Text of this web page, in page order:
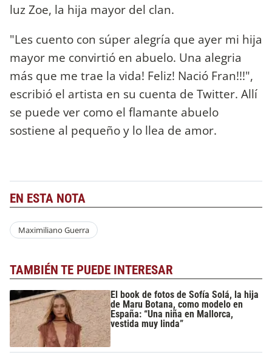
luz Zoe, la hija mayor del clan.
"Les cuento con súper alegría que ayer mi hija
mayor me convirtió en abuelo. Una alegria
más que me trae la vida! Feliz! Nació Fran!!!",
escribió el artista en su cuenta de Twitter. Allí
se puede ver como el flamante abuelo
sostiene al pequeño y lo llea de amor.
EN ESTA NOTA
Maximiliano Guerra
TAMBIÉN TE PUEDE INTERESAR
El book de fotos de Sofía Solá, la hija
de Maru Botana, como modelo en
España: “Una niña en Mallorca,
vestida muy linda”